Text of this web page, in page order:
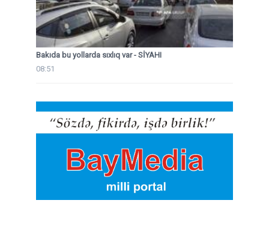
Bakıda bu yollarda sıxlıq var - SİYAHI
08:51